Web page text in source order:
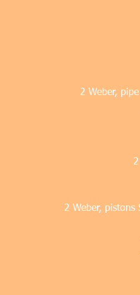
2 Weber,
2 Weber, pistons